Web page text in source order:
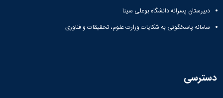
دبیرستان پسرانه دانشگاه بوعلی سینا
سامانه پاسخگوئی به شکایات وزارت علوم، تحقیقات و فناوری
دسترسی